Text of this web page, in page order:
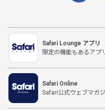
Safari Lounge アプリ
限定の機能もあるアプ
Safari Online
Safari公式ウェブマガ